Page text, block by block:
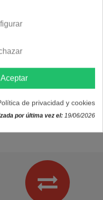
Aceptar
de privacidad y cookies
por última vez el: 19/06/2026